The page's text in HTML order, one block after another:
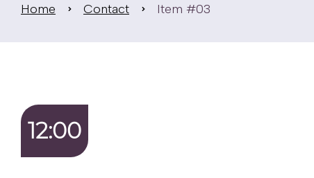
Home Contact Item #03
12:00